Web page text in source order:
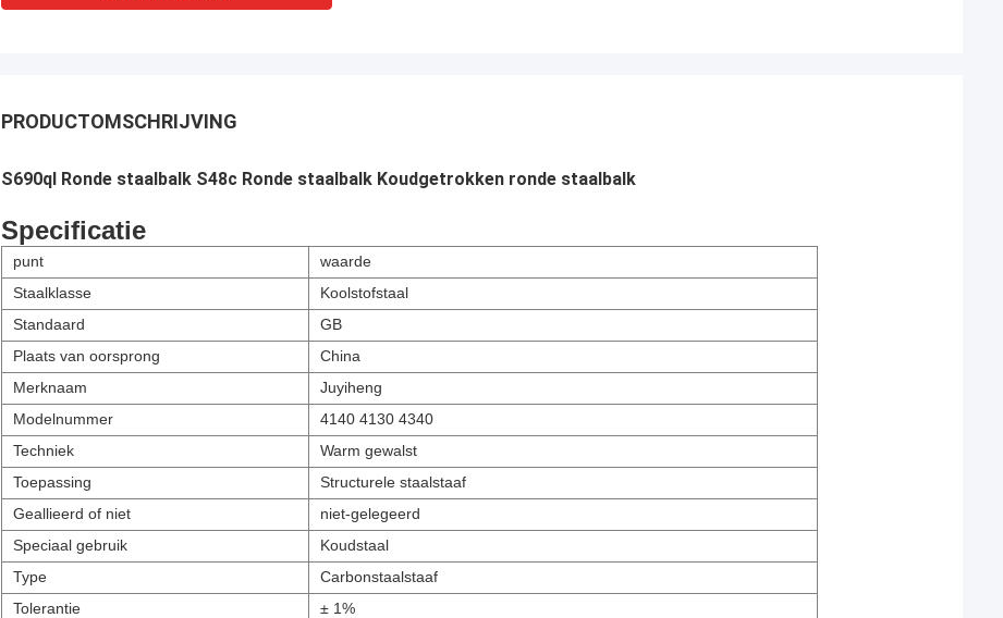
PRODUCTOMSCHRIJVING
S690ql Ronde staalbalk S48c Ronde staalbalk Koudgetrokken ronde staalbalk
Specificatie
punt
waarde
Staalklasse
Koolstofstaal
Standaard
GB
Plaats van oorsprong
China
Merknaam
Juyiheng
Modelnummer
4140 4130 4340
Techniek
Warm gewalst
Toepassing
Structurele staalstaaf
Geallieerd of niet
niet-gelegeerd
Speciaal gebruik
Koudstaal
Type
Carbonstaalstaaf
Tolerantie
± 1%